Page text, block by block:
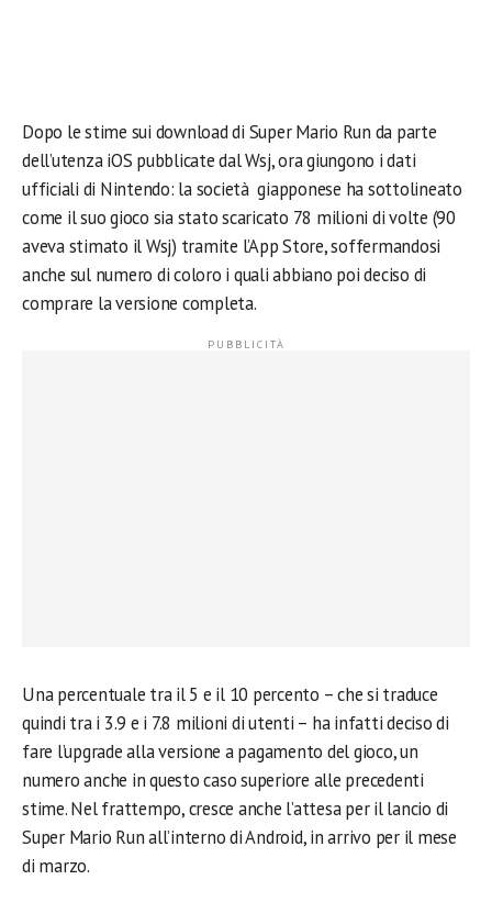
Dopo le stime sui download di Super Mario Run da parte
dell’utenza iOS pubblicate dal Wsj, ora giungono i dati
ufficiali di Nintendo: la società giapponese ha sottolineato
come il suo gioco sia stato scaricato 78 milioni di volte (90
aveva stimato il Wsj) tramite l’App Store, soffermandosi
anche sul numero di coloro i quali abbiano poi deciso di
comprare la versione completa.
Una percentuale tra il 5 e il 10 percento – che si traduce
quindi tra i 3.9 e i 7.8 milioni di utenti – ha infatti deciso di
fare l’upgrade alla versione a pagamento del gioco, un
numero anche in questo caso superiore alle precedenti
stime. Nel frattempo, cresce anche l’attesa per il lancio di
Super Mario Run all’interno di Android, in arrivo per il mese
di marzo.